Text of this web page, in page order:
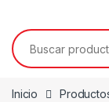
Inicio